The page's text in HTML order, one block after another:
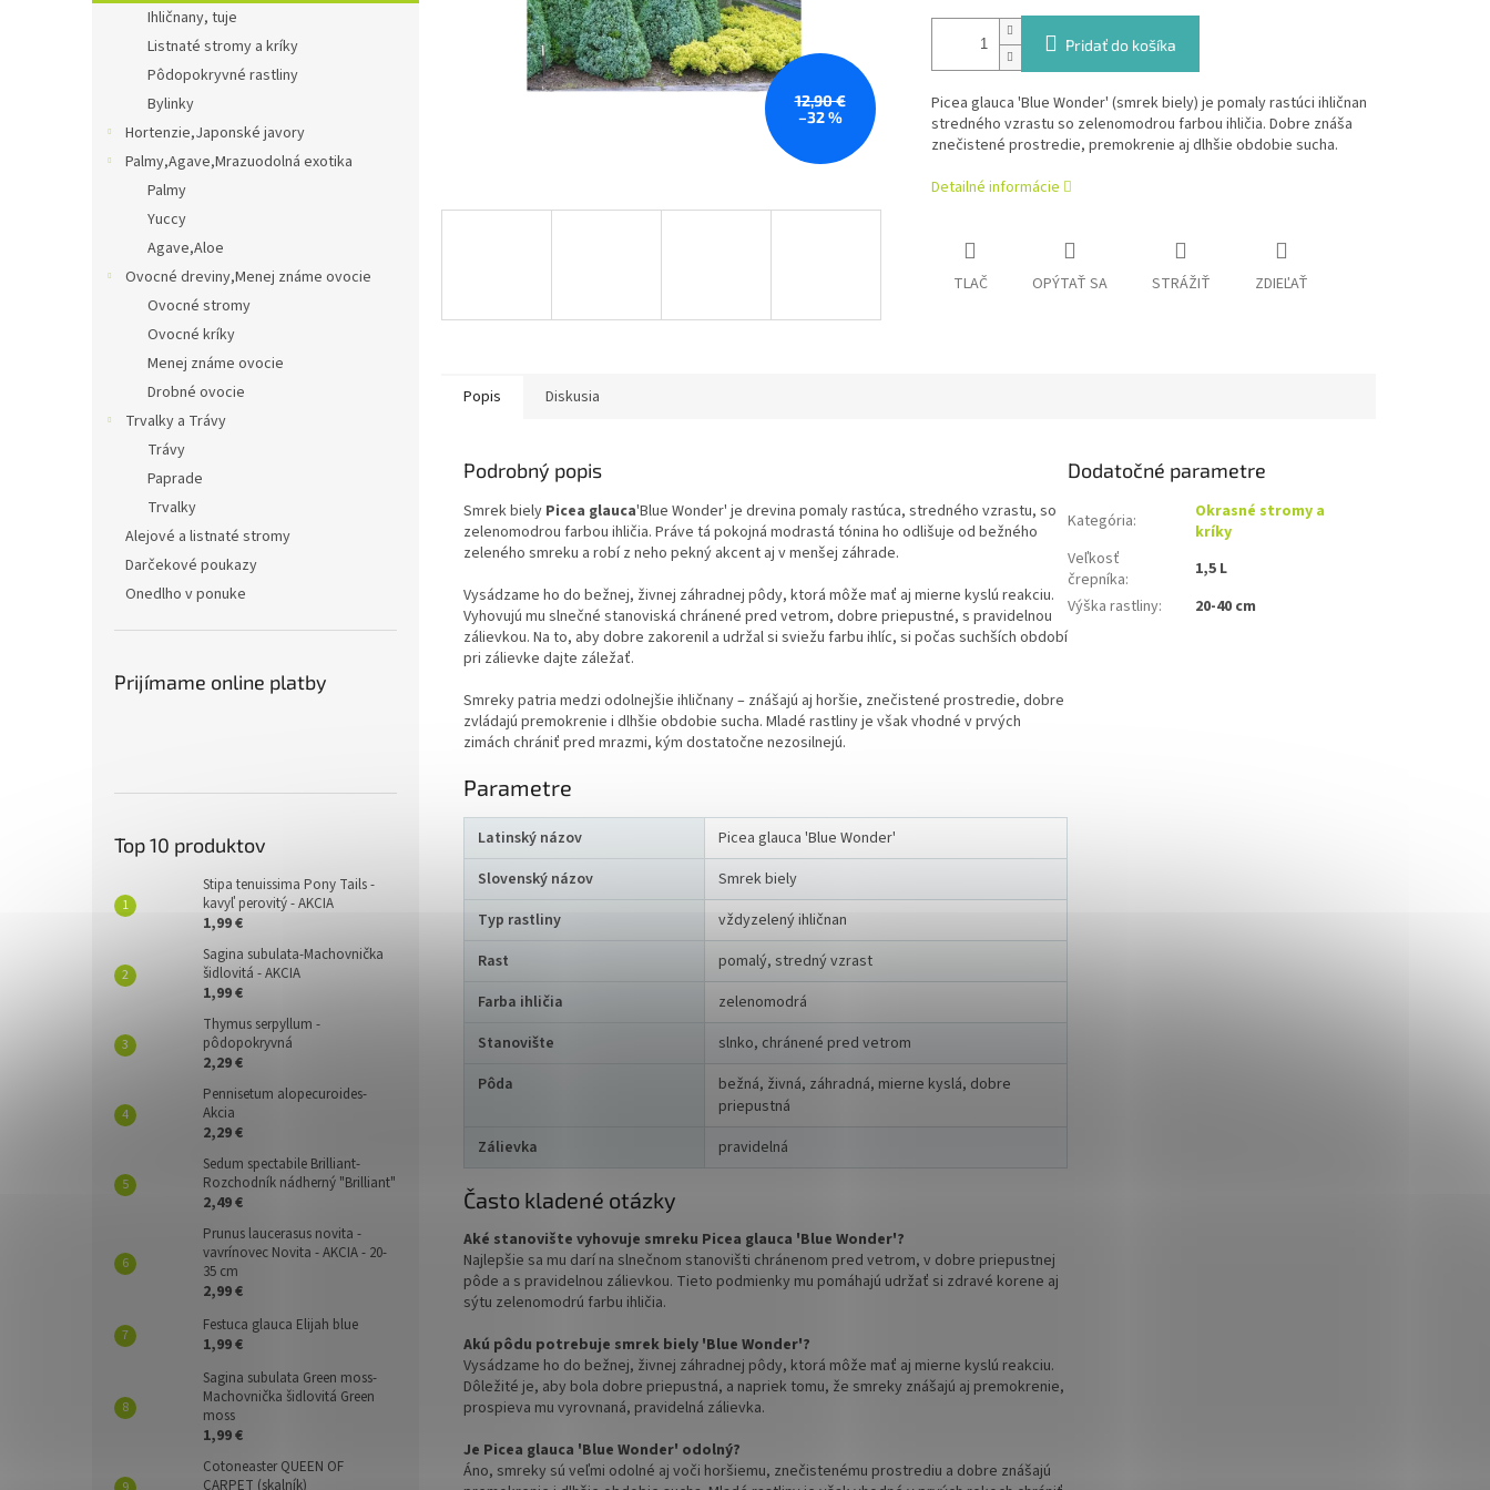
Ihličnany, tuje
Listnaté stromy a kríky
Pôdopokryvné rastliny
Bylinky
Hortenzie,Japonské javory
Palmy,Agave,Mrazuodolná exotika
Palmy
Yuccy
Agave,Aloe
Ovocné dreviny,Menej známe ovocie
Ovocné stromy
Ovocné kríky
Menej známe ovocie
Drobné ovocie
Trvalky a Trávy
Trávy
Paprade
Trvalky
Alejové a listnaté stromy
Darčekové poukazy
Onedlho v ponuke
Prijímame online platby
Top 10 produktov
Stipa tenuissima Pony Tails -
kavyľ perovitý - AKCIA
1,99 €
Sagina subulata-Machovnička
šidlovitá - AKCIA
1,99 €
Thymus serpyllum -
pôdopokryvná
2,29 €
Pennisetum alopecuroides-
Akcia
2,29 €
Sedum spectabile Brilliant-
Rozchodník nádherný "Brilliant"
2,49 €
Prunus laucerasus novita -
vavrínovec Novita - AKCIA - 20-
35 cm
2,99 €
Festuca glauca Elijah blue
1,99 €
Sagina subulata Green moss-
Machovnička šidlovitá Green
moss
1,99 €
Cotoneaster QUEEN OF
CARPET (skalník)
12,90 €
–32 %
Pridať do košíka
Picea glauca 'Blue Wonder' (smrek biely) je pomaly rastúci ihličnan
stredného vzrastu so zelenomodrou farbou ihličia. Dobre znáša
znečistené prostredie, premokrenie aj dlhšie obdobie sucha.
Detailné informácie
TLAČ OPÝTAŤ SA STRÁŽIŤ ZDIEĽAŤ
Popis Diskusia
Podrobný popis
Smrek biely Picea glauca'Blue Wonder' je drevina pomaly rastúca, stredného vzrastu, so
zelenomodrou farbou ihličia. Práve tá pokojná modrastá tónina ho odlišuje od bežného
zeleného smreku a robí z neho pekný akcent aj v menšej záhrade.
Vysádzame ho do bežnej, živnej záhradnej pôdy, ktorá môže mať aj mierne kyslú reakciu.
Vyhovujú mu slnečné stanoviská chránené pred vetrom, dobre priepustné, s pravidelnou
zálievkou. Na to, aby dobre zakorenil a udržal si sviežu farbu ihlíc, si počas suchších období
pri zálievke dajte záležať.
Smreky patria medzi odolnejšie ihličnany – znášajú aj horšie, znečistené prostredie, dobre
zvládajú premokrenie i dlhšie obdobie sucha. Mladé rastliny je však vhodné v prvých
zimách chrániť pred mrazmi, kým dostatočne nezosilnejú.
Parametre
Latinský názov
Picea glauca 'Blue Wonder'
Slovenský názov
Smrek biely
Typ rastliny
vždyzelený ihličnan
Rast
pomalý, stredný vzrast
Farba ihličia
zelenomodrá
Stanovište
slnko, chránené pred vetrom
Pôda
bežná, živná, záhradná, mierne kyslá, dobre
priepustná
Zálievka
pravidelná
Často kladené otázky
Aké stanovište vyhovuje smreku Picea glauca 'Blue Wonder'?
Najlepšie sa mu darí na slnečnom stanovišti chránenom pred vetrom, v dobre priepustnej
pôde a s pravidelnou zálievkou. Tieto podmienky mu pomáhajú udržať si zdravé korene aj
sýtu zelenomodrú farbu ihličia.
Akú pôdu potrebuje smrek biely 'Blue Wonder'?
Vysádzame ho do bežnej, živnej záhradnej pôdy, ktorá môže mať aj mierne kyslú reakciu.
Dôležité je, aby bola dobre priepustná, a napriek tomu, že smreky znášajú aj premokrenie,
prospieva mu vyrovnaná, pravidelná zálievka.
Je Picea glauca 'Blue Wonder' odolný?
Áno, smreky sú veľmi odolné aj voči horšiemu, znečistenému prostrediu a dobre znášajú
Dodatočné parametre
Kategória:
Okrasné stromy a
kríky
Veľkosť
črepníka:
1,5 L
Výška rastliny: 20-40 cm